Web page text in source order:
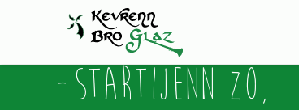
Startijenn zo,